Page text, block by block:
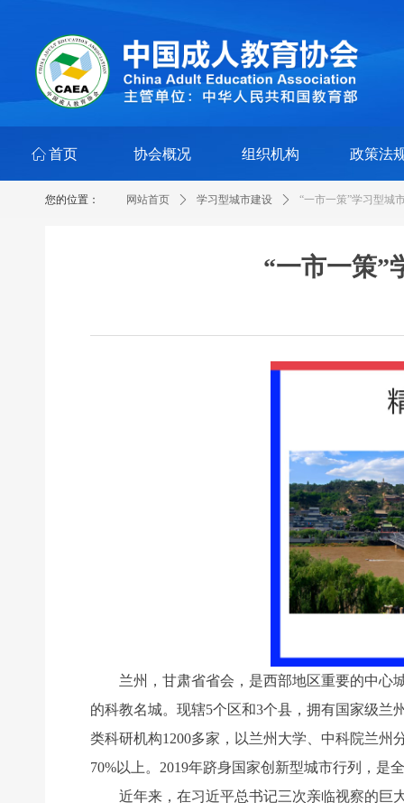
ꀇ 首页 协会概况 组织机构 政策法
网站首页 ꄲ 学习型城市建设 ꄲ “一市一策”学习型
您的位置：
“一市一策
兰州，甘肃省省会，是西部地区重要的中心城
的科教名城。现辖5个区和3个县，拥有国家级兰
类科研机构1200多家，以兰州大学、中科院兰州
70%以上。2019年跻身国家创新型城市行列，是
近年来，在习近平总书记三次亲临视察的巨大